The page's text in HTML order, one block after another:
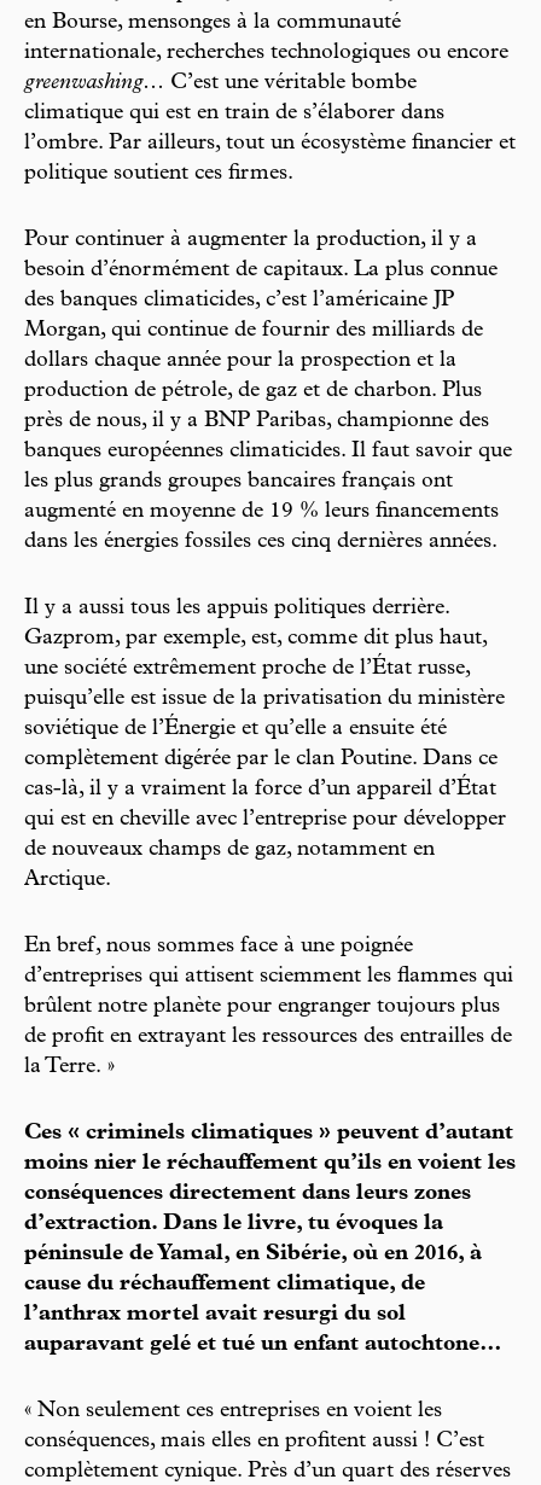
en Bourse, mensonges à la communauté
internationale, recherches technologiques ou encore
greenwashing… C’est une véritable bombe
climatique qui est en train de s’élaborer dans
l’ombre. Par ailleurs, tout un écosystème financier et
politique soutient ces firmes.
Pour continuer à augmenter la production, il y a
besoin d’énormément de capitaux. La plus connue
des banques climaticides, c’est l’américaine JP
Morgan, qui continue de fournir des milliards de
dollars chaque année pour la prospection et la
production de pétrole, de gaz et de charbon. Plus
près de nous, il y a BNP Paribas, championne des
banques européennes climaticides. Il faut savoir que
les plus grands groupes bancaires français ont
augmenté en moyenne de 19 % leurs financements
dans les énergies fossiles ces cinq dernières années.
Il y a aussi tous les appuis politiques derrière.
Gazprom, par exemple, est, comme dit plus haut,
une société extrêmement proche de l’État russe,
puisqu’elle est issue de la privatisation du ministère
soviétique de l’Énergie et qu’elle a ensuite été
complètement digérée par le clan Poutine. Dans ce
cas-là, il y a vraiment la force d’un appareil d’État
qui est en cheville avec l’entreprise pour développer
de nouveaux champs de gaz, notamment en
Arctique.
En bref, nous sommes face à une poignée
d’entreprises qui attisent sciemment les flammes qui
brûlent notre planète pour engranger toujours plus
de profit en extrayant les ressources des entrailles de
la Terre. »
Ces « criminels climatiques » peuvent d’autant
moins nier le réchauffement qu’ils en voient les
conséquences directement dans leurs zones
d’extraction. Dans le livre, tu évoques la
péninsule de Yamal, en Sibérie, où en 2016, à
cause du réchauffement climatique, de
l’anthrax mortel avait resurgi du sol
auparavant gelé et tué un enfant autochtone…
« Non seulement ces entreprises en voient les
conséquences, mais elles en profitent aussi ! C’est
complètement cynique. Près d’un quart des réserves